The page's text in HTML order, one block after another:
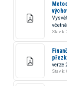
Stav k:
verze
Stav k: